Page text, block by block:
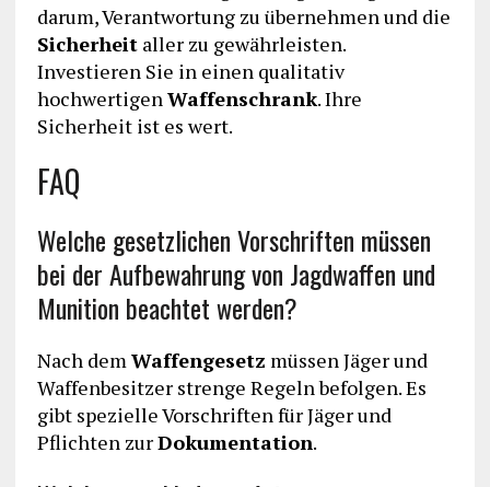
darum, Verantwortung zu übernehmen und die
Sicherheitaller zu gewährleisten.
Investieren Sie in einen qualitativ
hochwertigenWaffenschrank. Ihre
Sicherheit ist es wert.
FAQ
Welche gesetzlichen Vorschriften müssen
bei der Aufbewahrung von Jagdwaffen und
Munition beachtet werden?
Nach demWaffengesetz müssen Jäger und
Waffenbesitzer strenge Regeln befolgen. Es
gibt spezielle Vorschriften für Jäger und
Pflichten zurDokumentation.